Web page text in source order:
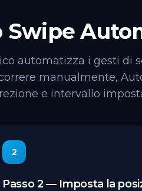
Swipe
automatizza i gesti di
manualmente,
e intervallo
2
Passo 2 — Imposta la